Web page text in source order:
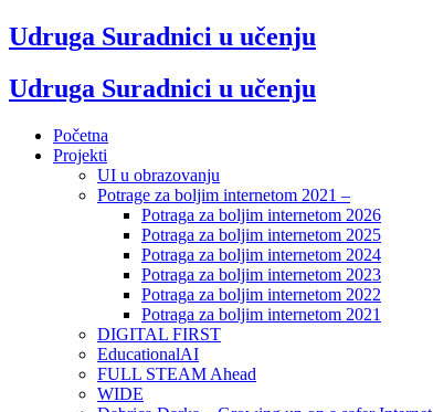
Udruga Suradnici u učenju
Udruga Suradnici u učenju
Početna
Projekti
UI u obrazovanju
Potrage za boljim internetom 2021 –
Potraga za boljim internetom 2026
Potraga za boljim internetom 2025
Potraga za boljim internetom 2024
Potraga za boljim internetom 2023
Potraga za boljim internetom 2022
Potraga za boljim internetom 2021
DIGITAL FIRST
EducationalAI
FULL STEAM Ahead
WIDE